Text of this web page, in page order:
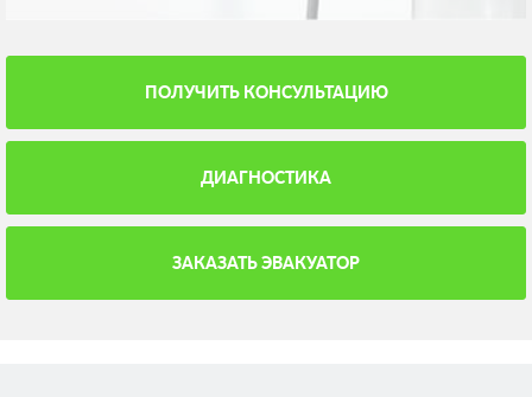
ПОЛУЧИТЬ КОНСУЛЬТАЦИЮ
ДИАГНОСТИКА
ЗАКАЗАТЬ ЭВАКУАТОР